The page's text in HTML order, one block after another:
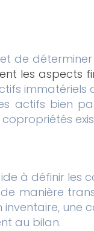
de
les aspects
actifs bien
à définir les
manière
inventaire,
au bilan.